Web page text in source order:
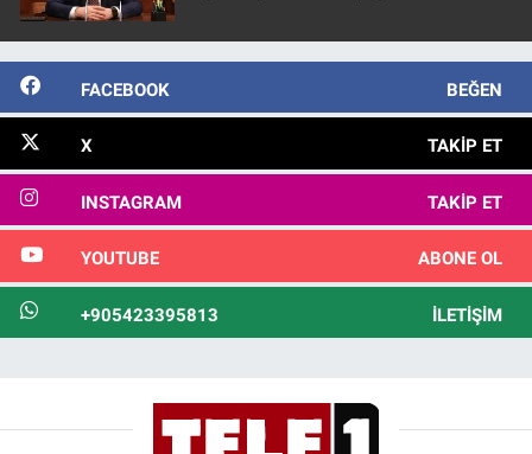
FACEBOOK BEĞEN
X TAKIP ET
INSTAGRAM TAKIP ET
YOUTUBE ABONE OL
+905423395813 İLETIŞIM